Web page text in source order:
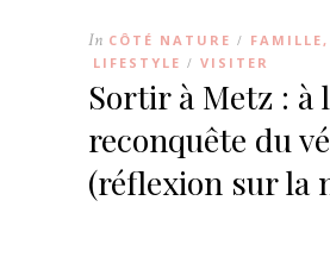
In CÔTÉ NATURE / FAMILLE,
LIFESTYLE / VISITER
Sortir à Metz : à
reconquête du
(réflexion sur la